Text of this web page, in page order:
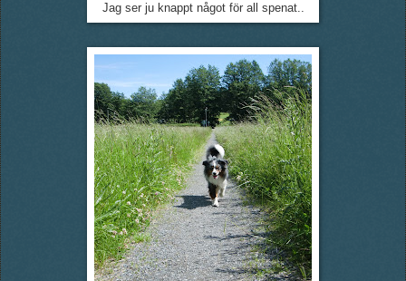
Jag ser ju knappt något för all spenat..